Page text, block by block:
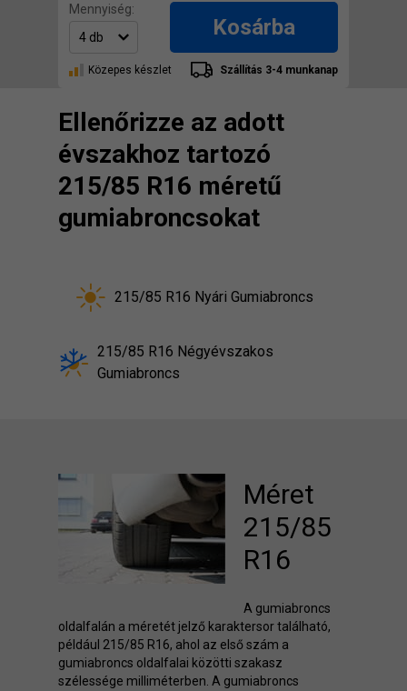
Mennyiség:
Kosárba
Közepes készlet Szállítás 3-4 munkanap
Ellenőrizze az adott
évszakhoz tartozó
215/85 R16 méretű
gumiabroncsokat
215/85 R16 Nyári Gumiabroncs
215/85 R16 Négyévszakos
Gumiabroncs
Méret
215/85
R16
A gumiabroncs
oldalfalán a méretét jelző karaktersor található,
például 215/85 R16, ahol az első szám a
gumiabroncs oldalfalai közötti szakasz
szélessége milliméterben. A gumiabroncs